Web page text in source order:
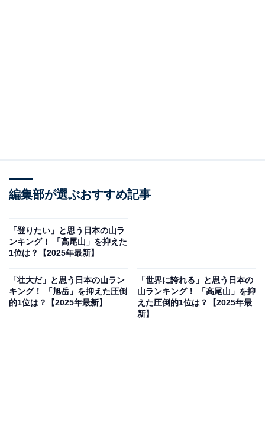
編集部が選ぶおすすめ記事
「登りたい」と思う日本の山ラ
ンキング！ 「高尾山」を抑えた
1位は？【2025年最新】
「壮大だ」と思う日本の山ラン
キング！ 「旭岳」を抑えた圧倒
的1位は？【2025年最新】
「世界に誇れる」と思う日本の
山ランキング！ 「高尾山」を抑
えた圧倒的1位は？【2025年最
新】